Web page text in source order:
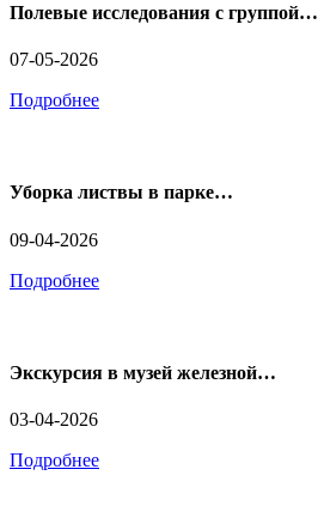
Полевые исследования с группой…
07-05-2026
Подробнее
Уборка листвы в парке…
09-04-2026
Подробнее
Экскурсия в музей железной…
03-04-2026
Подробнее